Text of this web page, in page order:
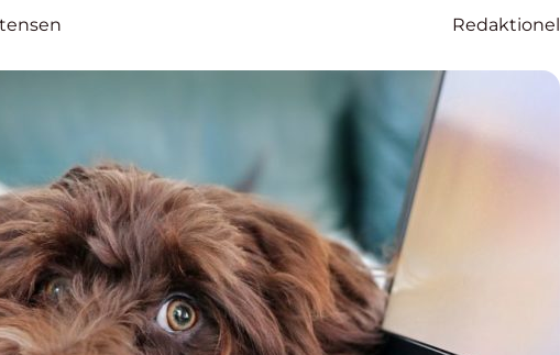
Redaktionel